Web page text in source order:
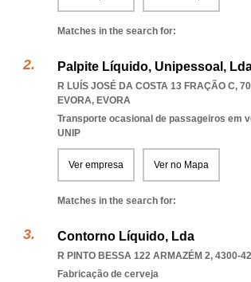
Matches in the search for:
Palpite Líquido, Unipessoal,
R LUÍS JOSÉ DA COSTA 13 FRAÇÃO C,
EVORA, EVORA
Transporte ocasional de passageiros em
UNIP
Ver empresa Ver no Mapa
Matches in the search for:
Contorno Líquido, Lda
R PINTO BESSA 122 ARMAZÉM 2, 4300-
Fabricação de cerveja